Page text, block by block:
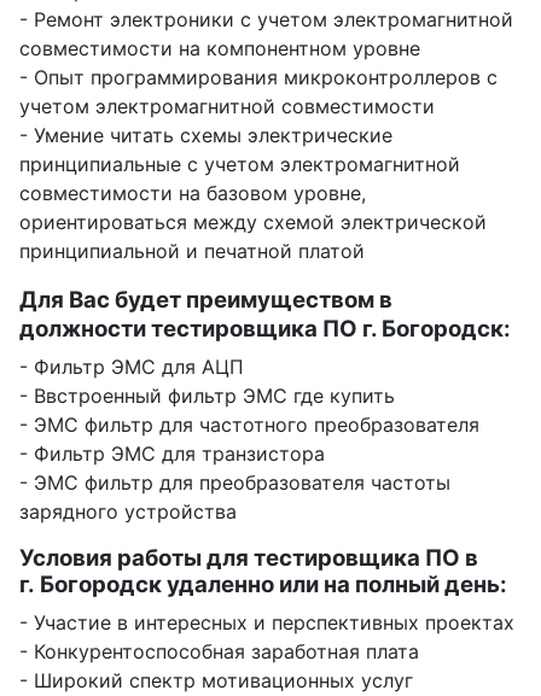
- Ремонт электроники с учетом электромагнитной
совместимости на компонентном уровне
- Опыт программирования микроконтроллеров с
учетом электромагнитной совместимости
- Умение читать схемы электрические
принципиальные с учетом электромагнитной
совместимости на базовом уровне,
ориентироваться между схемой электрической
принципиальной и печатной платой
Для Вас будет преимуществом в
должности тестировщика ПО г. Богородск:
- Фильтр ЭМС для АЦП
- Ввстроенный фильтр ЭМС где купить
- ЭМС фильтр для частотного преобразователя
- Фильтр ЭМС для транзистора
- ЭМС фильтр для преобразователя частоты
зарядного устройства
Условия работы для тестировщика ПО в
г. Богородск удаленно или на полный день:
- Участие в интересных и перспективных проектах
- Конкурентоспособная заработная плата
- Широкий спектр мотивационных услуг